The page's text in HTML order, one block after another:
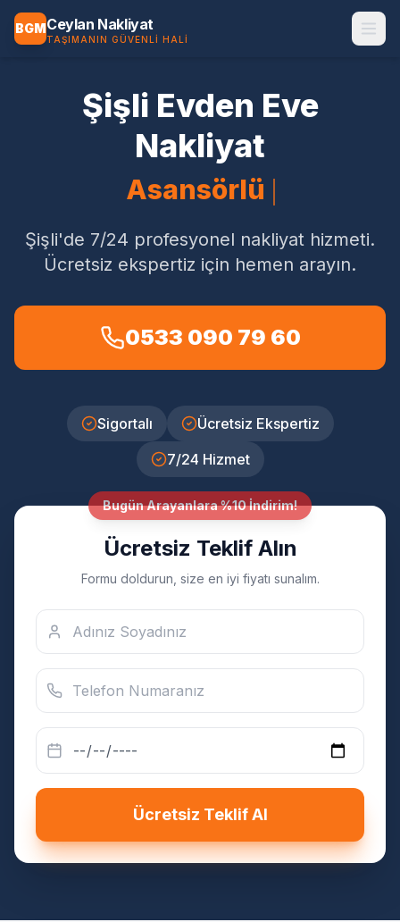
BGMCeylan Nakliyat
TAŞIMANIN GÜVENLI HALI
Şişli Evden Eve
Nakliyat
Asansörlü Nakliy
Şişli'de 7/24 profesyonel nakliyat hizmeti.
Ücretsiz ekspertiz için hemen arayın.
0533 090 79 60
Sigortalı
Ücretsiz Ekspertiz
7/24 Hizmet
Bugün Arayanlara %10 İndirim!
Ücretsiz Teklif Alın
Formu doldurun, size en iyi fiyatı sunalım.
Ücretsiz Teklif Al